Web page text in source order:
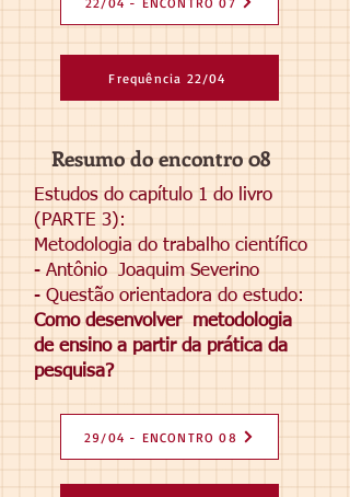
Frequência 22/04
Resumo do encontro 08
Estudos do capítulo 1 do livro
(PARTE 3):
Metodologia do trabalho científico
- Antônio Joaquim Severino
- Questão orientadora do estudo:
Como desenvolver metodologia
de ensino a partir da prática da
pesquisa?
29/04 - ENCONTRO 08